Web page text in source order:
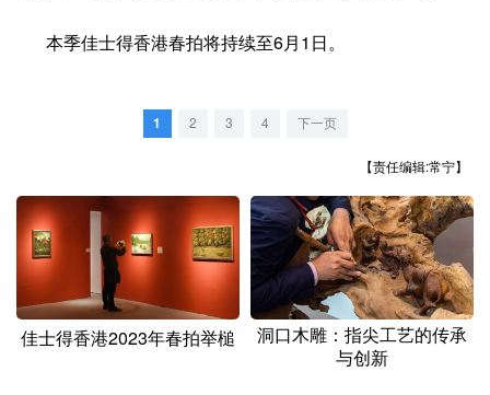
本季佳士得香港春拍将持续至6月1日。
1 2 3 4 下一页
【责任编辑:常宁】
佳士得香港2023年春拍举槌
洞口木雕：指尖工艺的传承
与创新